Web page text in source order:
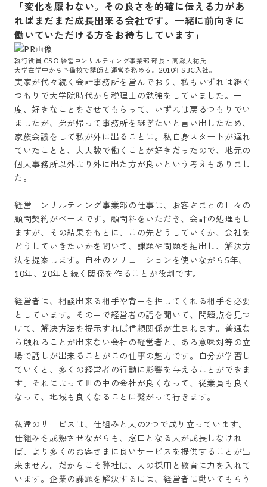
「変化を厭わない。その良さを的確に伝える力があ
ればまだまだ成長出来る会社です。一緒に前向きに
働いていただける方をお待ちしています」
執行役員 CSO 経営コンサルティング事業部 部長・高瀬大祐氏
大学在学中から予備校で講師と運営を務める。2010年SBC入社。
実家が代々続く会計事務所を営んでおり、私もいずれは継ぐ
つもりで大学院時代から税理士の勉強をしていました。一
度、好きなことをさせてもらって、いずれは戻るつもりでい
ましたが、弟が帰って事務所を継ぎたいと言い出したため、
家族会議をして私が外に出ることに。私自身スタートが遅れ
ていたことと、大人数で働くことが好きだったので、地元の
個人事務所以外より外に出た方が良いという考えもありまし
た。
経営コンサルティング事業部の仕事は、お客さまとの日々の
顧問契約がベースです。顧問料をいただき、会計の処理もし
ますが、その結果をもとに、この先どうしていくか、会社を
どうしていきたいかを聞いて、課題や問題を抽出し、解決方
法を提案します。自社のソリューションを使いながら5年、
10年、20年と続く関係を作ることが役割です。
経営者は、相談出来る相手や背中を押してくれる相手を必要
としています。その中で経営者の話を聞いて、問題点を見つ
けて、解決方法を提示すれば信頼関係が生まれます。普通な
ら触れることが出来ない会社の経営者と、ある意味対等の立
場で話しが出来ることがこの仕事の魅力です。自分が学習し
ていくと、多くの経営者の行動に影響を与えることができま
す。それによって世の中の会社が良くなって、従業員も良く
なって、地域も良くなることに繋がって行きます。
私達のサービスは、仕組みと人の2つで成り立っています。
仕組みを成熟させながらも、窓口となる人が成長しなけれ
ば、より多くのお客さまに良いサービスを提供することが出
来ません。だからこそ弊社は、人の採用と教育に力を入れて
います。企業の課題を解決するには、経営者に動いてもらう